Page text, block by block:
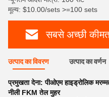
मूल्य: $10.00/sets >=100 sets
सबसे अच्छी कीमत
उत्पाद का विवरण उत्पाद का वर्णन
प्रमुखता देना:पीओएम हाइड्रोलिक
नीली FKM तेल मुहर